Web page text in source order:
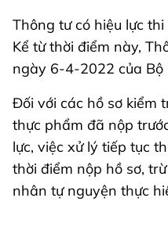
Thông tư có hiệu lực
Kể từ thời điểm này,
ngày 6-4-2022 của Bộ
Đối với các hồ sơ kiểm
thực phẩm đã nộp
lực, việc xử lý tiếp tục
thời điểm nộp hồ sơ,
nhân tự nguyện thực